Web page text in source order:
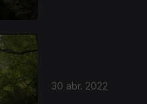
30 abr. 2022